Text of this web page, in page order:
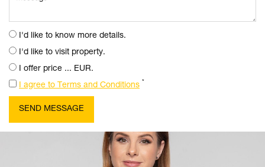
I'd like to know more details.
I'd like to visit property.
I offer price ... EUR.
I agree to Terms and Conditions *